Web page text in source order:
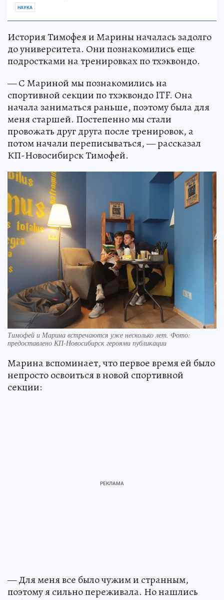
НАУКА
История Тимофея и Марины началась задолго
до университета. Они познакомились еще
подростками на тренировках по тхэквондо.
— С Мариной мы познакомились на
спортивной секции по тхэквондо ITF. Она
начала заниматься раньше, поэтому была для
меня старшей. Постепенно мы стали
провожать друг друга после тренировок, а
потом начали переписываться, — рассказал
КП-Новосибирск Тимофей.
Тимофей и Марина встречаются уже несколько лет. Фото:
предоставлено КП-Новосибирск героями публикации
Марина вспоминает, что первое время ей было
непросто освоиться в новой спортивной
секции:
— Для меня все было чужим и странным,
поэтому я сильно переживала. Но нашлись